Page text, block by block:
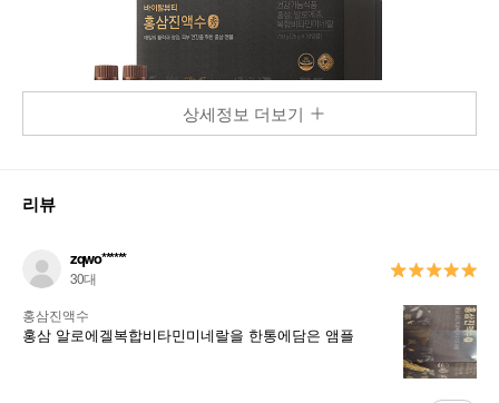
상세정보 더보기
리뷰
zqwo******
30대
홍삼진액수
홍삼 알로에겔복합비타민미네랄을 한통에담은 앰플